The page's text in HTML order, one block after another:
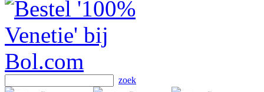
zoek